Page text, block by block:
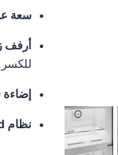
سعة
أرفف
إضاءة LED:
نظام Active Seal Guard: